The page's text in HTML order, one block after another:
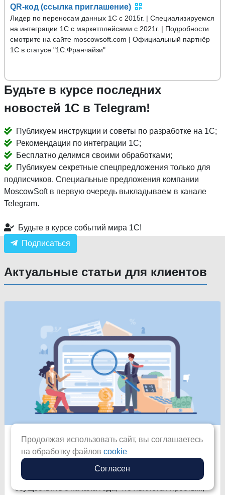
QR-код (ссылка приглашение)
Лидер по переносам данных 1С с 2015г. | Специализируемся
на интеграции 1С с маркетплейсами с 2021г. | Подробности
смотрите на сайте moscowsoft.com | Официальный партнёр
1С в статусе "1С:Франчайзи"
Будьте в курсе последних
новостей 1С в Telegram!
Публикуем инструкции и советы по разработке на 1С;
Рекомендации по интеграции 1С;
Бесплатно делимся своими обработками;
Публикуем секретные спецпредложения только для
подписчиков. Специальные предложения компании
MoscowSoft в первую очередь выкладываем в канале
Telegram.
Будьте в курсе событий мира 1С!
Подписаться
Актуальные статьи для клиентов
Сценарии перехода на новую 1С в
середине года
Переход на новую программу 1С можно
осуществить с начала года, что является простым,
Продолжая использовать сайт, вы соглашаетесь
на обработку файловcookie
Согласен